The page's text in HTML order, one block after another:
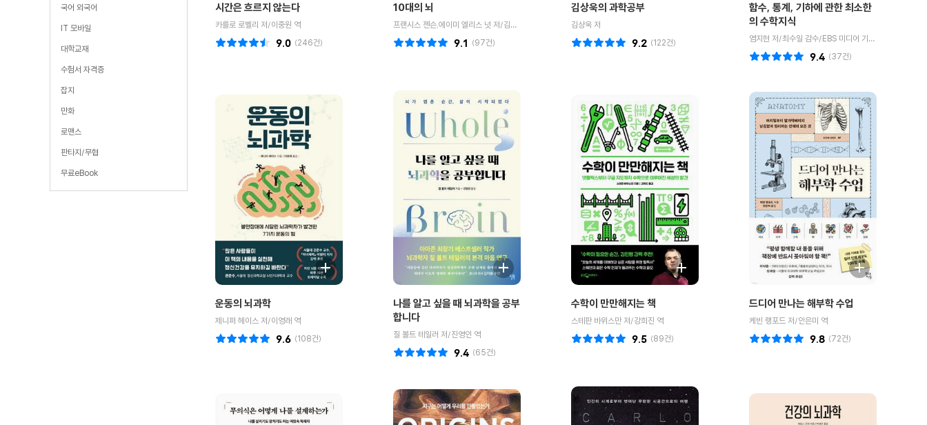
국어 외국어
IT 모바일
대학교재
수험서 자격증
잡지
만화
로맨스
판타지/무협
무료eBook
시간은 흐르지 않는다
카를로 로벨리 저/이중원 역
(246건)
9.0
10대의 뇌
프랜시스 젠슨,에이미 엘리스 넛 저/김성훈 역
(97건)
9.1
김상욱의 과학공부
김상욱 저
(122건)
9.2
함수, 통계, 기하에 관한 최소한
의 수학지식
염지현 저/최수일 감수/EBS 미디어 기획/EBSMath 제작팀 원작
(37건)
9.4
운동의 뇌과학
제니퍼 헤이스 저/이영래 역
(108건)
9.6
나를 알고 싶을 때 뇌과학을 공부
합니다
질 볼트 테일러 저/진영인 역
(65건)
9.4
수학이 만만해지는 책
스테판 바위스만 저/강희진 역
(89건)
9.5
드디어 만나는 해부학 수업
케빈 랭포드 저/안은미 역
(72건)
9.8